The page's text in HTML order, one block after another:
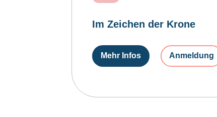
Im Zeichen der Krone
Mehr Infos Anmeldung